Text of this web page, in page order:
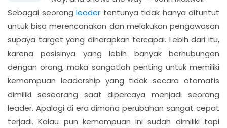
Sebagai seorang leader tentunya tidak hanya dituntut
untuk bisa merencanakan dan melakukan pengawasan
supaya target yang diharapkan tercapai. Lebih dari itu,
karena posisinya yang lebih banyak berhubungan
dengan orang, maka sangatlah penting untuk memiliki
kemampuan leadership yang tidak secara otomatis
dimiliki seseorang saat dipercaya menjadi seorang
leader. Apalagi di era dimana perubahan sangat cepat
terjadi. Kalau pun kemampuan ini sudah dimiliki tapi